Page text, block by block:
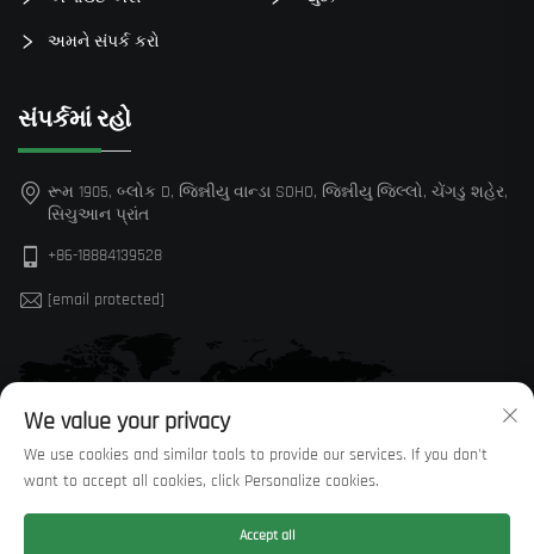
અમને સંપર્ક કરો
સંપર્કમાં રહો
રૂમ 1905, બ્લોક D, જિન્નીયુ વાન્ડા SOHO, જિન્નીયુ જિલ્લો, ચેંગડુ શહેર,
સિચુઆન પ્રાંત
+86-18884139528
[email protected]
We value your privacy
We use cookies and similar tools to provide our services. If you don't
want to accept all cookies, click Personalize cookies.
Accept all